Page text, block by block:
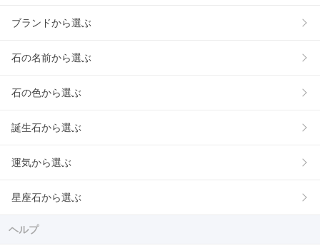
ブランドから選ぶ
石の名前から選ぶ
石の色から選ぶ
誕生石から選ぶ
運気から選ぶ
星座石から選ぶ
ヘルプ